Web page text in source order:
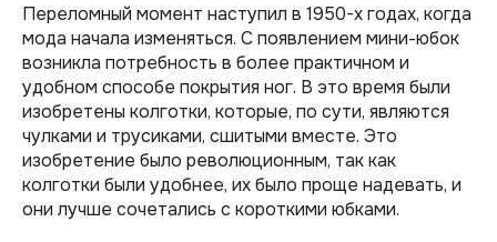
Переломный момент наступил в 1950-х годах, когда
мода начала изменяться. С появлением мини-юбок
возникла потребность в более практичном и
удобном способе покрытия ног. В это время были
изобретены колготки, которые, по сути, являются
чулками и трусиками, сшитыми вместе. Это
изобретение было революционным, так как
колготки были удобнее, их было проще надевать, и
они лучше сочетались с короткими юбками.